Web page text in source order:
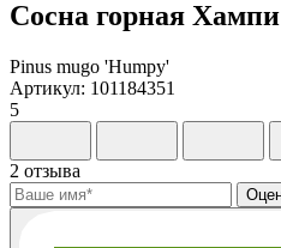
Сосна горная Хампи
Pinus mugo 'Humpy'
Артикул: 101184351
5
2 отзыва